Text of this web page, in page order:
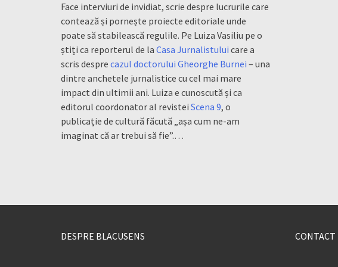
Face interviuri de invidiat, scrie despre lucrurile care
contează și pornește proiecte editoriale unde
poate să stabilească regulile. Pe Luiza Vasiliu pe o
știți ca reporterul de la Casa Jurnalistului care a
scris despre cazul doctorului Gheorghe Burnei – una
dintre anchetele jurnalistice cu cel mai mare
impact din ultimii ani. Luiza e cunoscută și ca
editorul coordonator al revistei Scena 9, o
publicație de cultură făcută „așa cum ne-am
imaginat că ar trebui să fie”.…
DESPRE BLACUSENS CONTACT